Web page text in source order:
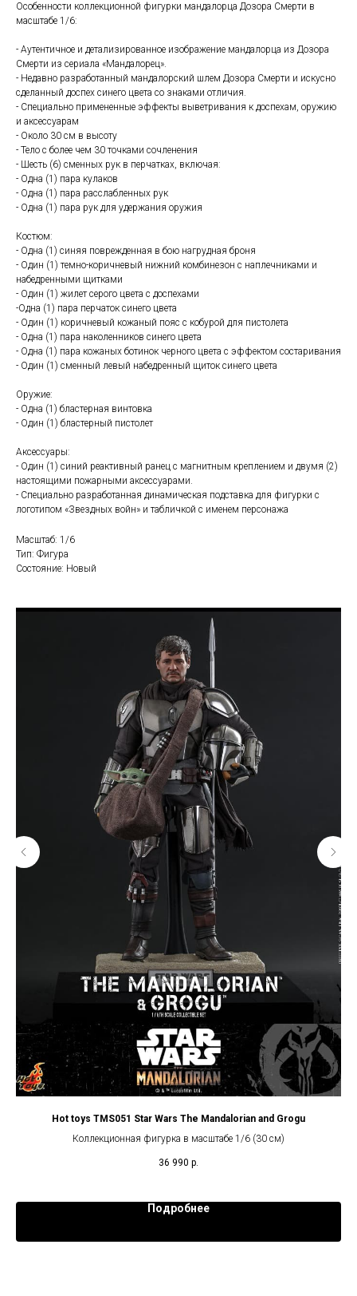
Особенности коллекционной фигурки мандалорца Дозора Смерти в
масштабе 1/6:
- Аутентичное и детализированное изображение мандалорца из Дозора
Смерти из сериала «Мандалорец».
- Недавно разработанный мандалорский шлем Дозора Смерти и искусно
сделанный доспех синего цвета со знаками отличия.
- Специально примененные эффекты выветривания к доспехам, оружию
и аксессуарам
- Около 30 см в высоту
- Тело с более чем 30 точками сочленения
- Шесть (6) сменных рук в перчатках, включая:
- Одна (1) пара кулаков
- Одна (1) пара расслабленных рук
- Одна (1) пара рук для удержания оружия
Костюм:
- Одна (1) синяя поврежденная в бою нагрудная броня
- Один (1) темно-коричневый нижний комбинезон с наплечниками и
набедренными щитками
- Один (1) жилет серого цвета с доспехами
-Одна (1) пара перчаток синего цвета
- Один (1) коричневый кожаный пояс с кобурой для пистолета
- Одна (1) пара наколенников синего цвета
- Одна (1) пара кожаных ботинок черного цвета с эффектом состаривания
- Один (1) сменный левый набедренный щиток синего цвета
Оружие:
- Одна (1) бластерная винтовка
- Один (1) бластерный пистолет
Аксессуары:
- Один (1) синий реактивный ранец с магнитным креплением и двумя (2)
настоящими пожарными аксессуарами.
- Специально разработанная динамическая подставка для фигурки с
логотипом «Звездных войн» и табличкой с именем персонажа
Масштаб: 1/6
Тип: Фигура
Состояние: Новый
Hot toys TMS051 Star Wars The Mandalorian and Grogu
Коллекционная фигурка в масштабе 1/6 (30 см)
36 990 р.
Подробнее